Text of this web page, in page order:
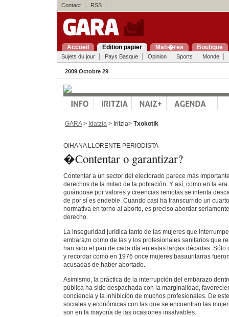
Contact RSS
Accueil Edition papier Mati�res Boutique
Sujets du jour Pays Basque Opinion Sports Monde
2009 Octobre 29
GARA> Idatzia > Iritzia> Txokotik
OIHANA LLORENTE PERIODISTA
�Contentar o garantizar?
Contentar a un sector del electorado parece más
derechos de la mitad de la población. Y así, como en la
guiándose por valores y creencias remotas se intenta
de por sí es endeble. Cuando casi ha transcurrido un
normativa en torno al aborto, es preciso abordar
derecho.
La inseguridad jurídica tanto de las mujeres que
embarazo como de las y los profesionales sanitarios que
han sido el pan de cada día en estas largas décadas. Sólo
y recordar como en 1976 once mujeres basauritarras
acusadas de haber abortado.
Asimismo, la práctica de la interrupción del embarazo
pública ha sido despachada con la marginalidad,
conciencia y la inhibición de muchos profesionales. De
sociales y económicas con las que se encuentran las
son en la mayoría de las ocasiones insalvables.